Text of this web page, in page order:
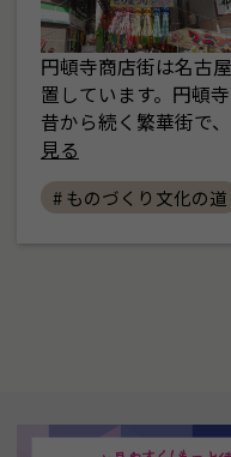
円頓寺商店街は名古
置しています。円頓
昔から続く繁華街で
見る
# ものづくり文化の道